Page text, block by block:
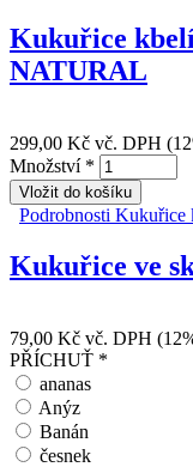
Kukuřice
NATURAL
299,00 Kč vč. DPH
Množství *
Podrobnosti Kukuřice
Kukuřice ve
79,00 Kč vč. DPH
PŘÍCHUŤ *
ananas
Anýz
Banán
česnek